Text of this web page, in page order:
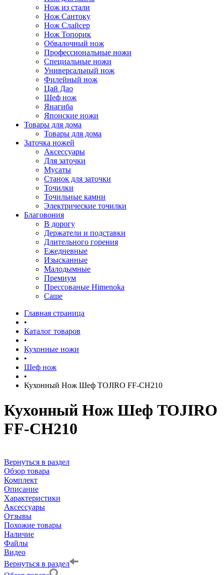
Нож из стали
Нож Сантоку
Нож Слайсер
Нож Топорик
Обвалочный нож
Профессиональные ножи
Специальные ножи
Универсальный нож
Филейный нож
Цай Дао
Шеф нож
Янагиба
Японские ножи
Товары для дома
Товары для дома
Заточка ножей
Аксессуары
Для заточки
Мусаты
Станок для заточки
Точилки
Точильные камни
Электрические точилки
Благовония
В дорогу
Держатели и подставки
Длительного горения
Ежедневные
Изысканные
Малодымные
Премиум
Прессованые Himenoka
Саше
Главная страница
•
Каталог товаров
•
Кухонные ножи
•
Шеф нож
•
Кухонный Нож Шеф TOJIRO FF-CH210
Кухонный Нож Шеф TOJIRO
FF-CH210
Вернуться в раздел
Обзор товара
Комплект
Описание
Характеристики
Аксессуары
Отзывы
Похожие товары
Наличие
Файлы
Видео
Вернуться в раздел